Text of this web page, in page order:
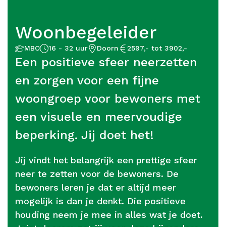
Woonbegeleider
Opleidingsniveau
MBO
Aantal
uur
16 - 32 uur
Locatie Doorn
Salaris 2597,- tot 3902,-
Een positieve sfeer neerzetten
en zorgen voor een fijne
woongroep voor bewoners met
een visuele en meervoudige
beperking. Jij doet het!
Jij vindt het belangrijk een prettige sfeer
neer te zetten voor de bewoners. De
bewoners leren je dat er altijd meer
mogelijk is dan je denkt. Die positieve
houding neem je mee in alles wat je doet.